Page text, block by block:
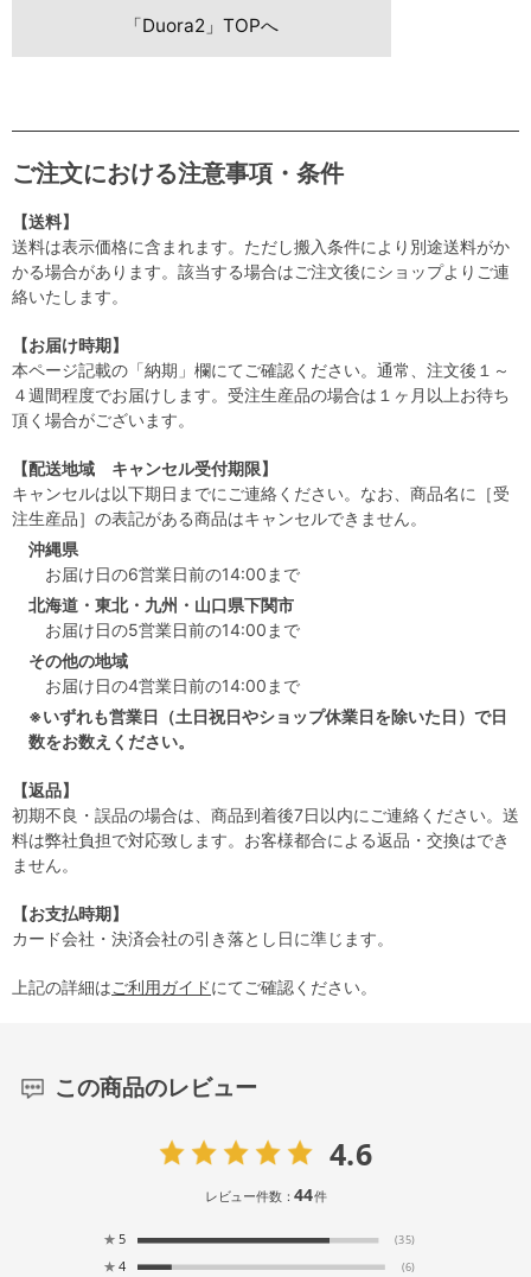
「Duora2」TOPへ
ご注文における注意事項・条件
【送料】
送料は表示価格に含まれます。ただし搬入条件により別途送料がか
かる場合があります。該当する場合はご注文後にショップよりご連
絡いたします。
【お届け時期】
本ページ記載の「納期」欄にてご確認ください。通常、注文後１～
４週間程度でお届けします。受注生産品の場合は１ヶ月以上お待ち
頂く場合がございます。
【配送地域 キャンセル受付期限】
キャンセルは以下期日までにご連絡ください。なお、商品名に［受
注生産品］の表記がある商品はキャンセルできません。
沖縄県
お届け日の6営業日前の14:00まで
北海道・東北・九州・山口県下関市
お届け日の5営業日前の14:00まで
その他の地域
お届け日の4営業日前の14:00まで
※いずれも営業日（土日祝日やショップ休業日を除いた日）で日
数をお数えください。
【返品】
初期不良・誤品の場合は、商品到着後7日以内にご連絡ください。送
料は弊社負担で対応致します。お客様都合による返品・交換はでき
ません。
【お支払時期】
カード会社・決済会社の引き落とし日に準じます。
上記の詳細はご利用ガイドにてご確認ください。
この商品のレビュー
4.6
レビュー件数：44件
★ 5 (35)
★ 4 (6)